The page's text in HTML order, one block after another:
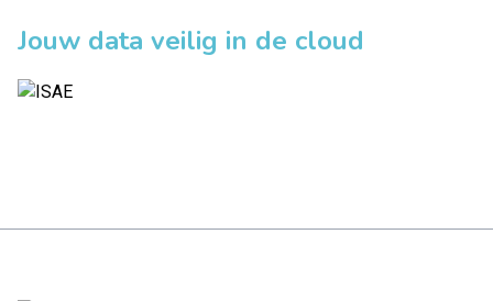
Jouw data veilig in de cloud